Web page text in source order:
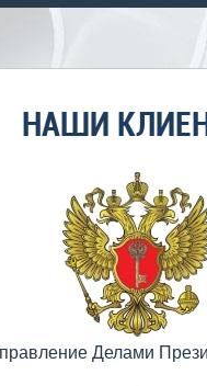
НАШИ
Делами